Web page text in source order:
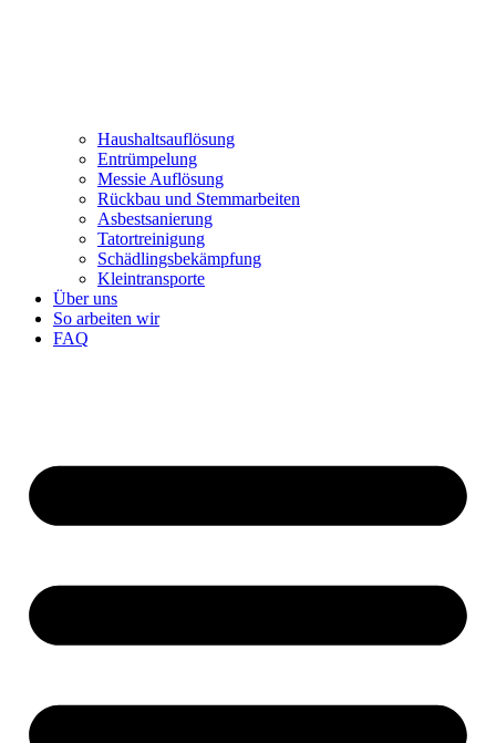
Haushaltsauflösung
Entrümpelung
Messie Auflösung
Rückbau und Stemmarbeiten
Asbestsanierung
Tatortreinigung
Schädlingsbekämpfung
Kleintransporte
Über uns
So arbeiten wir
FAQ